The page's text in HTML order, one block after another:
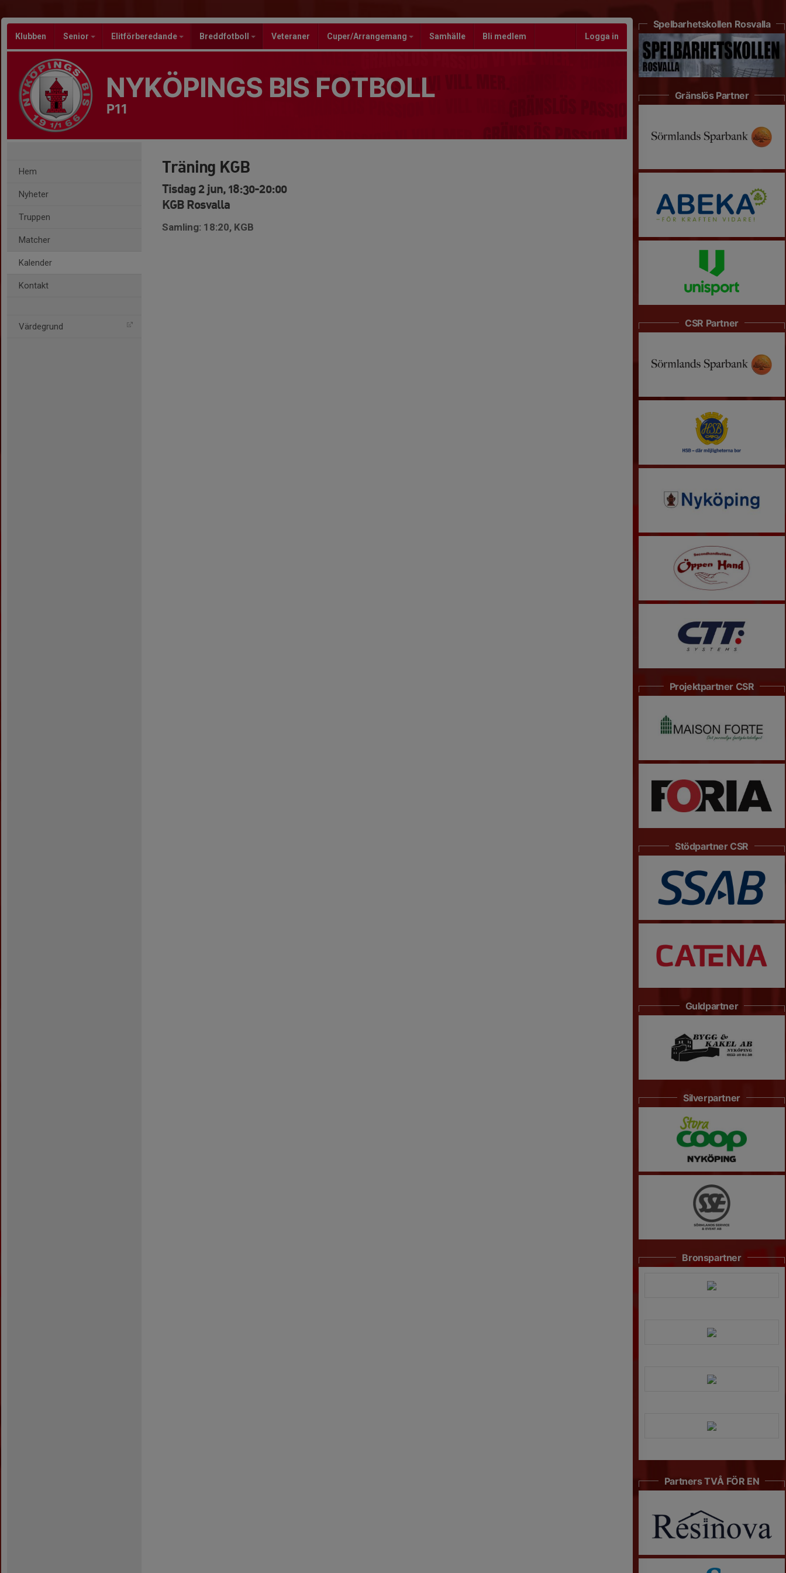
Klubben Senior Elitförberedande Breddfotboll Veteraner Cuper/Arrangemang Samhälle Bli medlem Logga in
NYKÖPINGS BIS FOTBOLL
P11
Hem
Nyheter
Truppen
Matcher
Kalender
Kontakt
Värdegrund
Träning KGB
Tisdag 2 jun, 18:30-20:00
KGB Rosvalla
Samling: 18:20, KGB
Spelbarhetskollen Rosvalla
Gränslös Partner
CSR Partner
Projektpartner CSR
Stödpartner CSR
Guldpartner
Silverpartner
Bronspartner
Partners TVÅ FÖR EN